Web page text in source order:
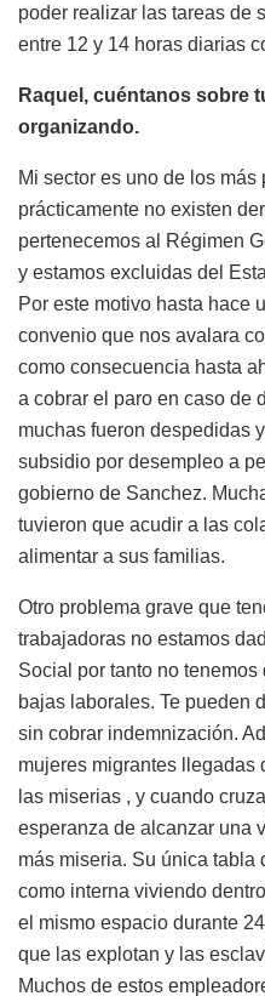
poder realizar las tareas de
entre 12 y 14 horas diarias
Raquel, cuéntanos sobre
organizando.
Mi sector es uno de los más
prácticamente no existen
pertenecemos al Régimen
y estamos excluidas del
Por este motivo hasta hace
convenio que nos avalara
como consecuencia hasta
a cobrar el paro en caso de
muchas fueron despedidas
subsidio por desempleo a
gobierno de Sanchez.
tuvieron que acudir a las
alimentar a sus familias.
Otro problema grave que
trabajadoras no estamos
Social por tanto no
bajas laborales. Te pueden
sin cobrar indemnización.
mujeres migrantes llegadas
las miserias , y cuando
esperanza de alcanzar una
más miseria. Su única tabla
como interna viviendo
el mismo espacio durante
que las explotan y las
Muchos de estos